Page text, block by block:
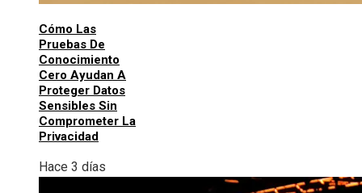
Cómo Las
Pruebas De
Conocimiento
Cero Ayudan A
Proteger Datos
Sensibles Sin
Comprometer La
Privacidad
Hace 3 días